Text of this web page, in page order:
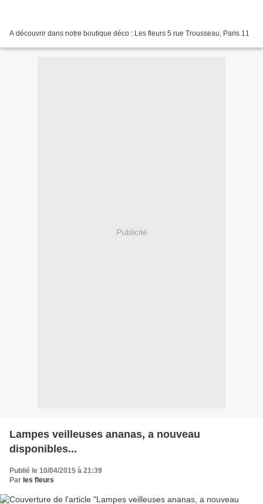
A découvrir dans notre boutique déco : Les fleurs 5 rue Trousseau, Paris 11
Publicité
Lampes veilleuses ananas, a nouveau
disponibles...
Publié le 10/04/2015 à 21:39
Par les fleurs